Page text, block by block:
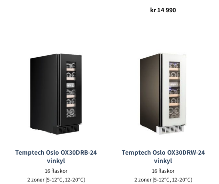
kr14 990
Temptech Oslo OX30DRB-24
vinkyl
16 flaskor
2 zoner (5-12°C, 12-20°C)
Temptech Oslo OX30DRW-24
vinkyl
16 flaskor
2 zoner (5-12°C, 12-20°C)